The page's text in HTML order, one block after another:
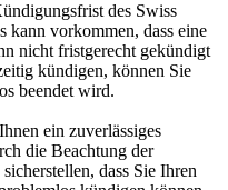
des Swiss
kann vorkommen, dass eine
nicht fristgerecht gekündigt
kündigen, können Sie
beendet wird.
ein zuverlässiges
die Beachtung der
dass Sie Ihren